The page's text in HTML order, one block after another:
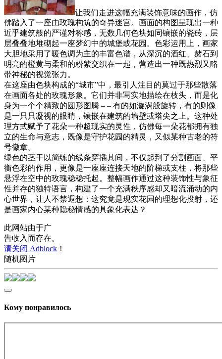
让我们走进这幅充满装饰意味的画作，仿
佛踏入了一座由玫瑰构筑的奇异迷宫。画面的构图呈现出一种
近乎建筑般的严谨对称感，无数几何色块如同镶嵌的瓷砖，层
层叠叠地堆砌起一座梦幻中的城堡或花园。色彩运用上，画家
大胆地采用了暖色调为主的丰富色谱，从深沉的酒红、赭石到
明亮的橙黄与柔和的粉紫交织在一起，营造出一种既热烈又略
带神秘的视觉张力。
在这座由色块构成的“城市”中，最引人注目的莫过于那些散落
在画面各处的玫瑰形象。它们并非写实地描绘在枝头，而是化
身为一个个精致的圆形图腾 – – 有的如漩涡般旋转，有的则像
是一只只凝视的眼睛，镶嵌在建筑的墙壁或塔尖之上。这种处
理方式赋予了花朵一种超现实的灵性，仿佛每一朵花都拥有独
立的生命与意志，既像是守护花园的精灵，又似某种古老的符
号徽章。
绿色的茎干以简练的线条穿插其间，不仅起到了分割画面、平
衡色彩的作用，更像是一座座连接天地的阶梯或支柱，将那些
悬浮在空中的玫瑰稳稳托起。整幅画作通过这种装饰性与象征
性并存的独特语言，构建了一个充满秩序感却又暗流涌动的内
心世界，让人不禁遐想：这究竟是现实花园的理想化投射，还
是画家内心某种隐秘情感的具象化表达？
此网站由于广
告收入而存在。
请关闭 Adblock ！
随机图片
Кому понравилось